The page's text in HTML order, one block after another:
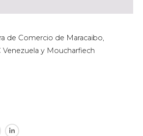
de Comercio de Maracaibo,
y Moucharfiech